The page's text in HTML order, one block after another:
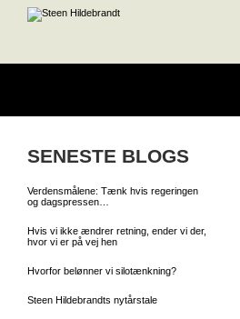
SENESTE BLOGS
Verdensmålene: Tænk hvis regeringen
og dagspressen…
Hvis vi ikke ændrer retning, ender vi der,
hvor vi er på vej hen
Hvorfor belønner vi silotænkning?
Steen Hildebrandts nytårstale